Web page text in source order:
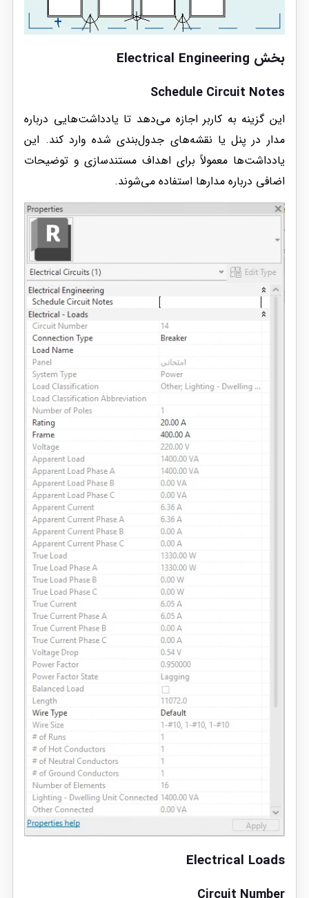
بخش Electrical Engineering
Schedule Circuit Notes
این گزینه به کاربر اجازه می‌دهد تا یادداشت‌هایی درباره
مدار در پنل یا نقشه‌های جدول‌بندی شده وارد کند. این
یادداشت‌ها معمولاً برای اهداف مستندسازی و توضیحات
اضافی درباره مدارها استفاده می‌شوند.
Electrical Loads